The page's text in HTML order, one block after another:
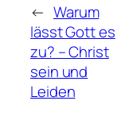
← Warum
lässt Gott es
zu? – Christ
sein und
Leiden